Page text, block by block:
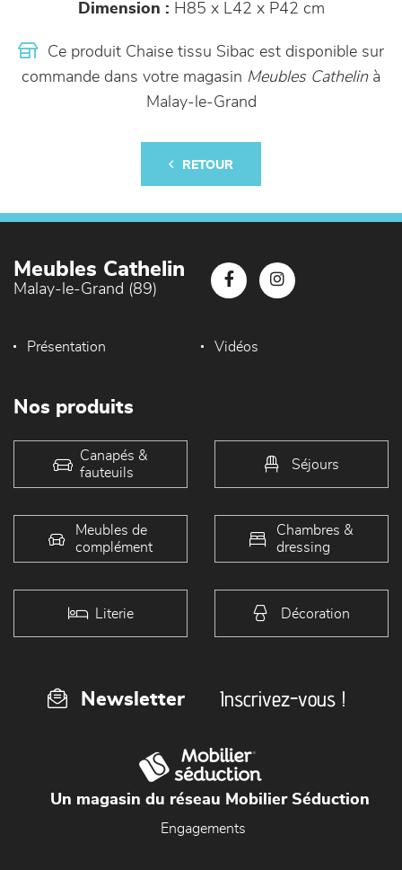
Dimension : H85 x L42 x P42 cm
Ce produit Chaise tissu Sibac est disponible sur
commande dans votre magasin Meubles Cathelinà
Malay-le-Grand
RETOUR
Meubles Cathelin
Malay-le-Grand (89)
Présentation Vidéos
Nos produits
Canapés &
fauteuils
Séjours
Meubles de
complément
Chambres &
dressing
Literie Décoration
Newsletter Inscrivez-vous !
Un magasin du réseau Mobilier Séduction
Engagements